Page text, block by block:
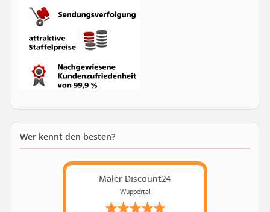
Wer kennt den besten?
Maler-Discount24
Wuppertal